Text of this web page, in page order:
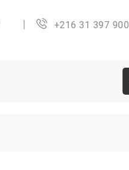
+216 31 397 900